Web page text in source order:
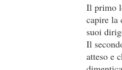
Il primo
capire la
suoi
Il
atteso e